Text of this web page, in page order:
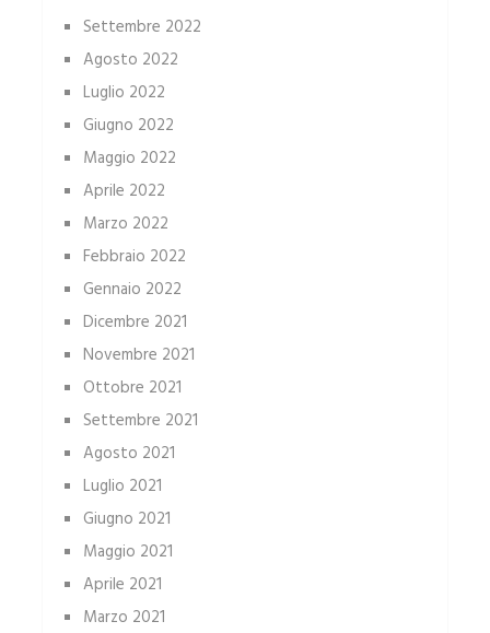
Settembre 2022
Agosto 2022
Luglio 2022
Giugno 2022
Maggio 2022
Aprile 2022
Marzo 2022
Febbraio 2022
Gennaio 2022
Dicembre 2021
Novembre 2021
Ottobre 2021
Settembre 2021
Agosto 2021
Luglio 2021
Giugno 2021
Maggio 2021
Aprile 2021
Marzo 2021